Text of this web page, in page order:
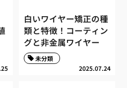
白いワイヤー矯正の種
類と特徴！コーティン
グと非金属ワイヤー
2025.07.24
未分類